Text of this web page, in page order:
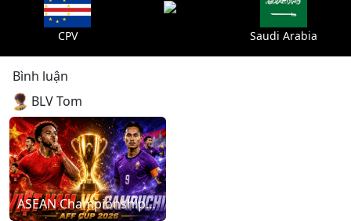
CPV Saudi Arabia
Bình luận
BLV Tom
ASEAN Championship: Vietnam – Cambodia (20:00 - 07/08/2026)